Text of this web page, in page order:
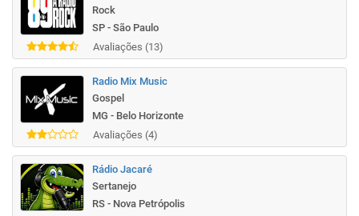
Rock
SP - São Paulo
Avaliações (13)
Radio Mix Music
Gospel
MG - Belo Horizonte
Avaliações (4)
Rádio Jacaré
Sertanejo
RS - Nova Petrópolis